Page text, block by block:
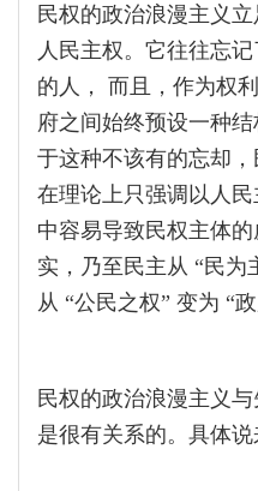
民权的政治浪漫主义
人民主权。它往往忘
的人， 而且，作为权
府之间始终预设一种
于这种不该有的忘却
在理论上只强调以人
中容易导致民权主体
实，乃至民主从 “民为
从 “公民之权” 变为 “政
民权的政治浪漫主义
是很有关系的。具体说